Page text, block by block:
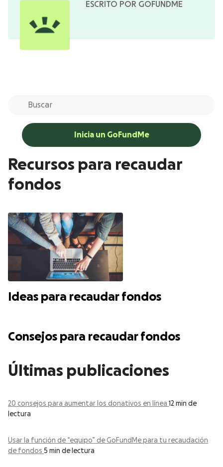
ESCRITO POR GOFUNDME
Inicia un GoFundMe
Recursos para recaudar
fondos
Ideas para recaudar fondos
Consejos para recaudar fondos
Últimas publicaciones
20 consejos para aumentar los donativos en línea 12 min de
lectura
Usar la función de “equipo” de GoFundMe para tu recaudación
de fondos 5 min de lectura